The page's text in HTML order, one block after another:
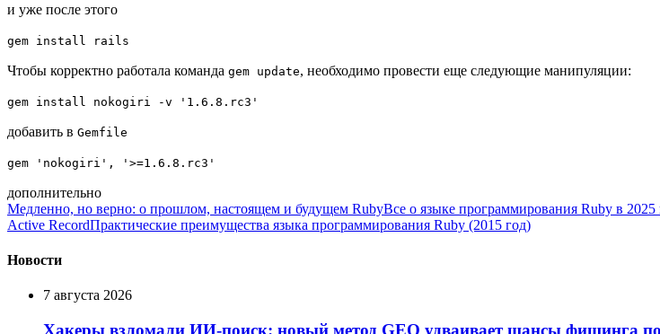
и уже после этого
gem install rails
Чтобы корректно работала команда gem update, необходимо провести еще следующие манипуляции:
gem install nokogiri -v ' 1.6.8.rc3 '
добавить в Gemfile
gem 'nokogiri', '>=1.6.8.rc3'
дополнительно
Медленно, но верно: о прошлом, настоящем и будущем RubyВсе о языке программирования Ruby в 2025
Active RecordПрактические преимущества языка программирования Ruby (2015 год)
Новости
7 августа 2026
Хакеры взломали ИИ-поиск: новый метод GEO удваивает шансы фишинга